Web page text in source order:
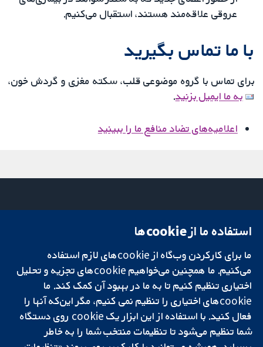
عروقی علاقه‌مند هستند، استقبال می‌کنیم.
با ما تماس بگیرید
برای تماس با گروه موضوعی قلب، سکته مغزی و گردش خون،
به ما ایمیل بزنید.
اعلامیه‌های تضاد منافع ما را ببینید
تحقیقات قابل
اعتماد.
تصمیم‌گیری آگاهانه.
سلامت بهتر.
میدان کاوندیش
لندن
W1G 0AN
بریتانیا
دفتر رسانه‌ای
درباره ما
فرصت‌های
شغلی
Cochrane
Library
استفاده ما از cookie‌ها
ما برای کارکردن وب‌گاه از cookie‌های لازم استفاده
می‌کنیم. ما همچنین می‌خواهیم cookie‌های تجزیه و تحلیل
اختیاری تنظیم کنیم تا به ما در بهبود آن کمک کند. ما
cookie‌های اختیاری را تنظیم نمی کنیم، مگر این‌که آنها را
فعال کنید. با استفاده از این ابزار یک cookie‌ روی دستگاه
شما تنظیم می‌شود تا تنظیمات منتخب شما را به خاطر